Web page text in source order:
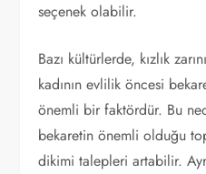
seçenek olabilir.
Bazı kültürlerde, kızlık
kadının evlilik öncesi
önemli bir faktördür. Bu
bekaretin önemli olduğu
dikimi talepleri artabilir.